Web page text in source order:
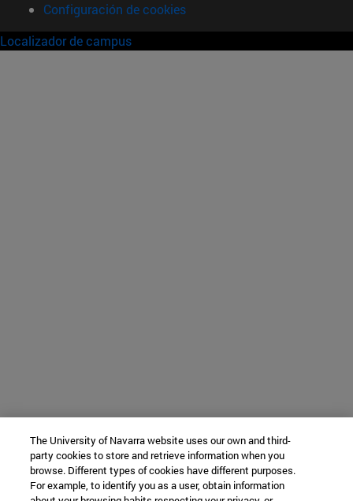
Configuración de cookies
Localizador de campus
The University of Navarra website uses our own and third-
party cookies to store and retrieve information when you
browse. Different types of cookies have different purposes.
For example, to identify you as a user, obtain information